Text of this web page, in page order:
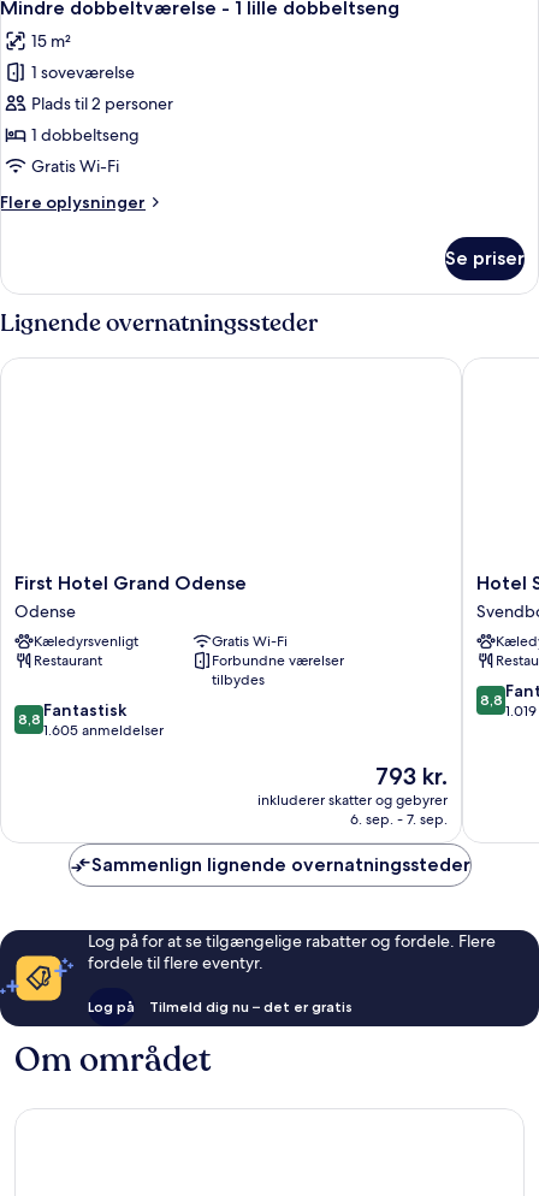
alle
billeder
af
Mindre
dobbeltværelse
-
lille
Mindre dobbeltværelse - 1 lille dobbeltseng
15 m²
1 soveværelse
Plads til 2 personer
1 dobbeltseng
Gratis Wi-Fi
Flere oplysninger
Flere
dobbeltværelse
-
1
lille
dobbeltseng
Se priser
Lignende overnatningssteder
First
Hotel
Grand
Odense
Odense
First Hotel Grand Odense
Odense
Kæledyrsvenligt
Gratis Wi-Fi
Restaurant
Forbundne værelser
tilbydes
8.8
ud
anmeldelser
8,8 Fantastisk
1.605 anmeldelser
Prisen
793 kr.
793 kr.
inkluderer skatter og gebyrer
6. sep. - 7. sep.
First Hotel Grand Odense
Hotel
Hotel
8.8
ud
8,8
Hotel
Sammenlign lignende overnatningssteder
Log på for at se tilgængelige rabatter og fordele. Flere
fordele til flere eventyr.
Log på Tilmeld dig nu – det er gratis
Om området